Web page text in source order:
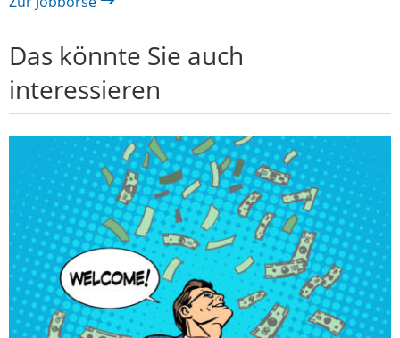
Das könnte Sie auch
interessieren